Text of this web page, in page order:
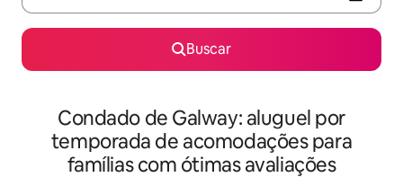
Buscar
Condado de Galway: aluguel por
temporada de acomodações para
famílias com ótimas avaliações